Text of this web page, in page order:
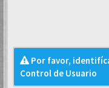
Por favor,
Control de Usuario